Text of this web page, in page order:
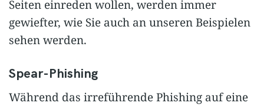
Seiten einreden wollen, werden immer
gewiefter, wie Sie auch an unseren Beispielen
sehen werden.
Spear-Phishing
Während das irreführende Phishing auf eine